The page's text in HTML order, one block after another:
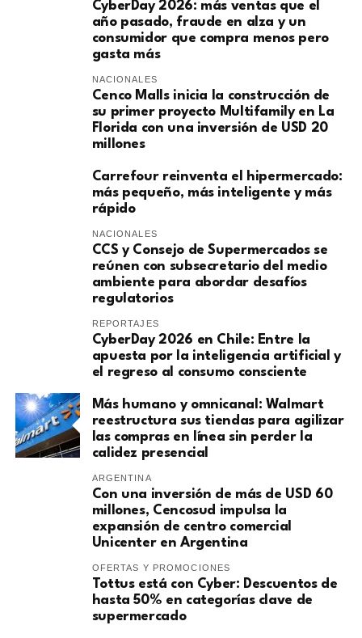
CyberDay 2026: más ventas que el
año pasado, fraude en alza y un
consumidor que compra menos pero
gasta más
NACIONALES
Cenco Malls inicia la construcción de
su primer proyecto Multifamily en La
Florida con una inversión de USD 20
millones
Carrefour reinventa el hipermercado:
más pequeño, más inteligente y más
rápido
NACIONALES
CCS y Consejo de Supermercados se
reúnen con subsecretario del medio
ambiente para abordar desafíos
regulatorios
REPORTAJES
CyberDay 2026 en Chile: Entre la
apuesta por la inteligencia artificial y
el regreso al consumo consciente
Más humano y omnicanal: Walmart
reestructura sus tiendas para agilizar
las compras en línea sin perder la
calidez presencial
ARGENTINA
Con una inversión de más de USD 60
millones, Cencosud impulsa la
expansión de centro comercial
Unicenter en Argentina
OFERTAS Y PROMOCIONES
Tottus está con Cyber: Descuentos de
hasta 50% en categorías clave de
supermercado